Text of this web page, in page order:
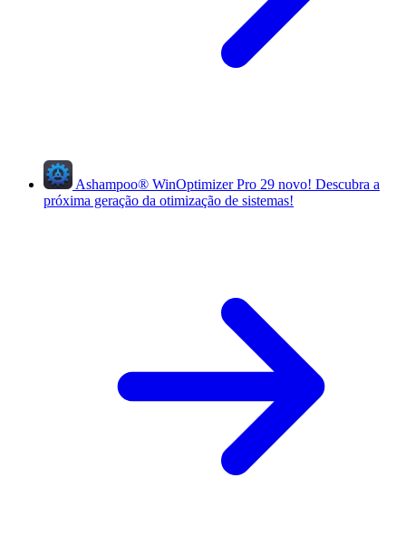
Ashampoo® WinOptimizer Pro 29 novo! Descubra a
próxima geração da otimização de sistemas!